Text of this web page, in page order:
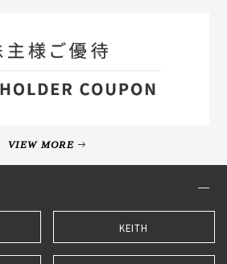
VIEW MORE
KEITH